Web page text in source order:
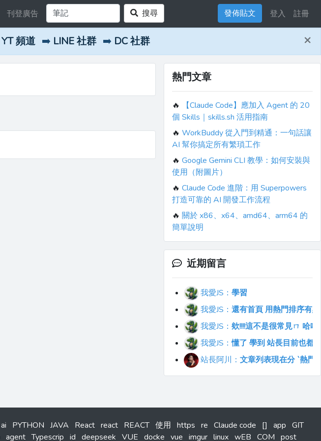
刊登廣告 搜尋 發佈貼文 登入 註冊
YT 頻道 ➡️ LINE 社群 ➡️ DC 社群 ×
熱門文章
🔥
【Claude Code】應加入 Agent 的 20
個 Skills｜skills.sh 活用指南
🔥 WorkBuddy 從入門到精通：一句話讓
AI 幫你搞定所有繁瑣工作
🔥 Google Gemini CLI 教學：如何安裝與
使用（附圖片）
🔥 Claude Code 進階：用 Superpowers
打造可靠的 AI 開發工作流程
🔥 關於 x86、x64、amd64、arm64 的
簡單說明
近期留言
我愛JS： 學習
我愛JS： 還有首頁 用熱門排序有
我愛JS： 欸!!!!這不是很常見ㄇ 哈
我愛JS：懂了 學到 站長目前也都
站長阿川： 文章列表現在分 `熱門
ai PYTHON JAVA React react REACT 使用 https re Claude code [] app GIT
agent Typescrip id deepseek VUE docke vue imgur linux wEB COM post